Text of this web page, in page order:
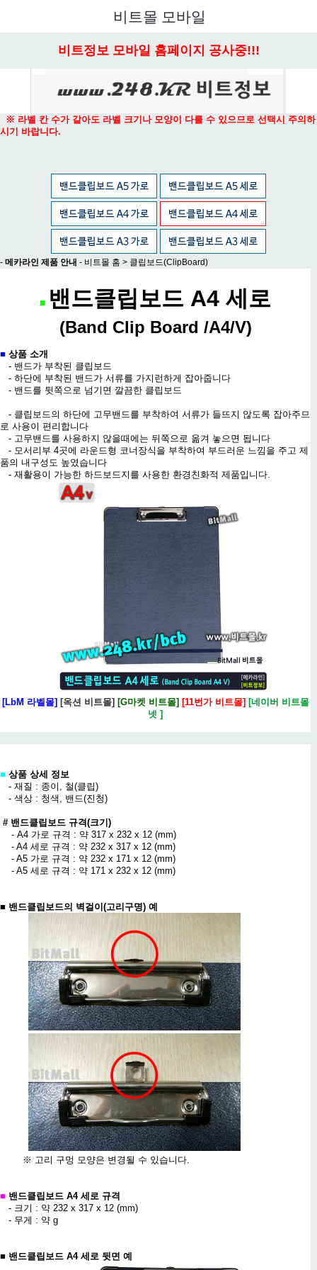
비트몰 모바일
비트정보 모바일 홈페이지 공사중!!!
※ 라벨 칸 수가 같아도 라벨 크기나 모양이 다를 수 있으므로 선택시 주의하
시기 바랍니다.
- 메카라인 제품 안내 - 비트몰 홈 > 클립보드(ClipBoard)
■ 밴드클립보드 A4 세로
(Band Clip Board /A4/V)
■ 상품 소개
- 밴드가 부착된 클립보드
- 하단에 부착된 밴드가 서류를 가지런하게 잡아줍니다
- 밴드를 뒷쪽으로 넘기면 깔끔한 클립보드
- 클립보드의 하단에 고무밴드를 부착하여 서류가 들뜨지 않도록 잡아주므
로 사용이 편리합니다
- 고무밴드를 사용하지 않을때에는 뒤쪽으로 옮겨 놓으면 됩니다
- 모서리부 4곳에 라운드형 코너장식을 부착하여 부드러운 느낌을 주고 제
품의 내구성도 높였습니다
- 재활용이 가능한 하드보드지를 사용한 환경친화적 제품입니다.
[LbM 라벨몰] [옥션 비트몰] [G마켓 비트몰] [11번가 비트몰] [네이버 비트몰
넷 ]
■ 상품 상세 정보
- 재질 : 종이, 철(클립)
- 색상 : 청색, 밴드(진청)
# 밴드클립보드 규격(크기)
- A4 가로 규격 : 약 317 x 232 x 12 (mm)
- A4 세로 규격 : 약 232 x 317 x 12 (mm)
- A5 가로 규격 : 약 232 x 171 x 12 (mm)
- A5 세로 규격 : 약 171 x 232 x 12 (mm)
■ 밴드클립보드의 벽걸이(고리구명) 예
※ 고리 구멍 모양은 변경될 수 있습니다.
■ 밴드클립보드 A4 세로 규격
- 크기 : 약 232 x 317 x 12 (mm)
- 무게 : 약 g
■ 밴드클립보드 A4 세로 뒷면 예